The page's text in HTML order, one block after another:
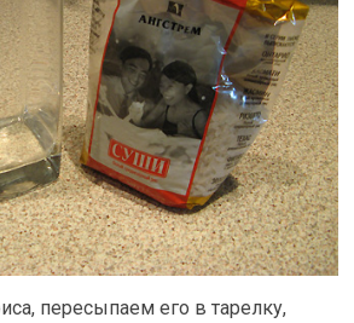
пересыпаем его в тарелку,